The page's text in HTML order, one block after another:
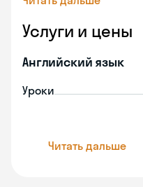
Услуги и цены
Английский язык
Уроки
Читать дальше